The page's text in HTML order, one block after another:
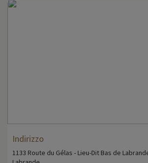
Indirizzo
1133 Route du Gélas - Lieu-Dit Bas de